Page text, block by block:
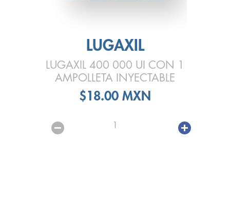
LUGAXIL
LUGAXIL 400 000 UI CON 1
AMPOLLETA INYECTABLE
$18.00 MXN
1